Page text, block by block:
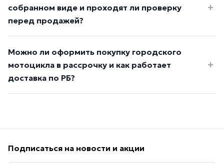
собранном виде и проходят ли проверку
перед продажей?
Можно ли оформить покупку городского
мотоцикла в рассрочку и как работает
доставка по РБ?
Подписаться на новости и акции